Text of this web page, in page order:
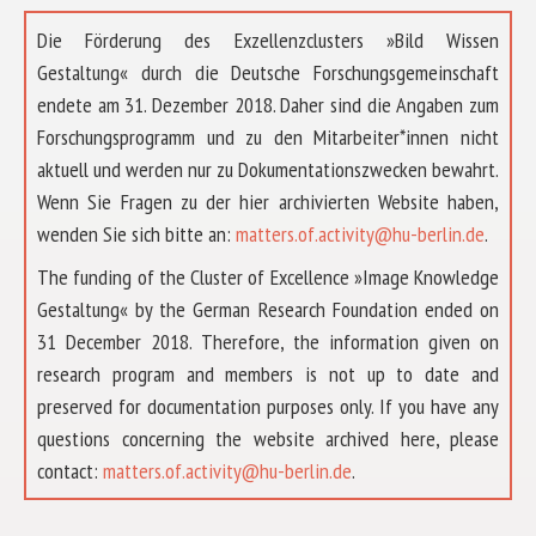
Die Förderung des Exzellenzclusters »Bild Wissen
Gestaltung« durch die Deutsche Forschungsgemeinschaft
endete am 31. Dezember 2018. Daher sind die Angaben zum
Forschungsprogramm und zu den Mitarbeiter*innen nicht
aktuell und werden nur zu Dokumentationszwecken bewahrt.
Wenn Sie Fragen zu der hier archivierten Website haben,
wenden Sie sich bitte an: matters.of.activity@hu-berlin.de.
The funding of the Cluster of Excellence »Image Knowledge
Gestaltung« by the German Research Foundation ended on
31 December 2018. Therefore, the information given on
research program and members is not up to date and
preserved for documentation purposes only. If you have any
questions concerning the website archived here, please
contact: matters.of.activity@hu-berlin.de.
ABOUT US